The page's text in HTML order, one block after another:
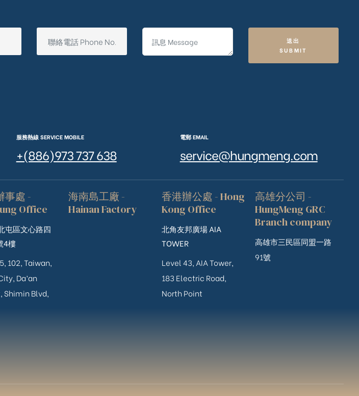
送出
SUBMIT
服務熱線 SERVICE MOBILE
+(886)973 737 638
電郵 EMAIL
service@hungmeng.com
事處 -
Office
屯區文心路四
4樓
102, Taiwan,
Da’an
Shimin Blvd,
海南島工廠 -
Hainan Factory
香港辦公處 - Hong
Kong Office
北角友邦廣場 AIA
TOWER
Level 43, AIA Tower,
183 Electric Road,
North Point
高雄分公司 -
HungMeng GRC
Branch company
高雄市三民區同盟一路
91號